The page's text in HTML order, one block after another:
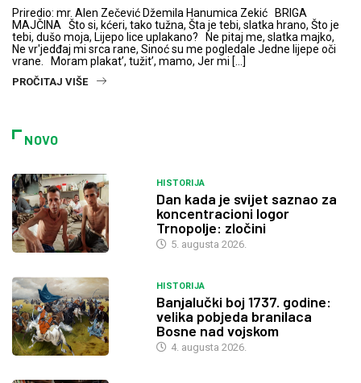
Priredio: mr. Alen Zečević Džemila Hanumica Zekić BRIGA
MAJČINA Što si, kćeri, tako tužna, Šta je tebi, slatka hrano, Što je
tebi, dušo moja, Lijepo lice uplakano? Ne pitaj me, slatka majko,
Ne vr'jedđaj mi srca rane, Sinoć su me pogledale Jedne lijepe oči
vrane. Moram plakat’, tužit’, mamo, Jer mi […]
PROČITAJ VIŠE
NOVO
HISTORIJA
Dan kada je svijet saznao za
koncentracioni logor
Trnopolje: zločini
5. augusta 2026.
HISTORIJA
Banjalučki boj 1737. godine:
velika pobjeda branilaca
Bosne nad vojskom
4. augusta 2026.